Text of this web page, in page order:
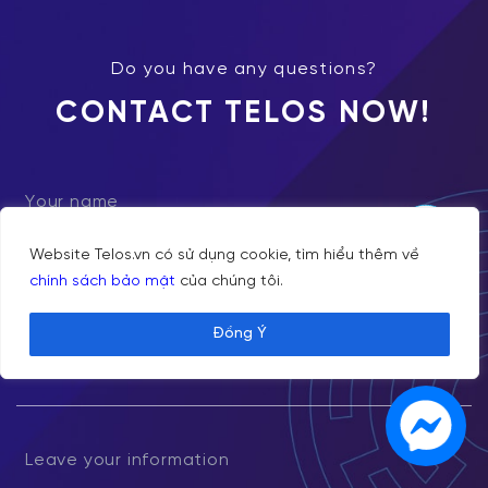
Website Telos.vn có sử dụng cookie, tìm hiểu thêm về
chính sách bảo mật của chúng tôi.
Đồng Ý
Do you have any questions?
CONTACT TELOS NOW!